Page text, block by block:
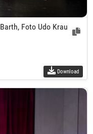
Foto Udo Krau
Download